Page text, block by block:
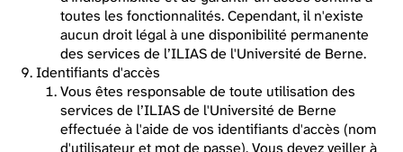
toutes les fonctionnalités. Cependant, il n'existe
aucun droit légal à une disponibilité permanente
des services de l’ILIAS de l'Université de Berne.
Identifiants d'accès
Vous êtes responsable de toute utilisation des
services de l’ILIAS de l'Université de Berne
effectuée à l'aide de vos identifiants d'accès (nom
d'utilisateur et mot de passe). Vous devez veiller à